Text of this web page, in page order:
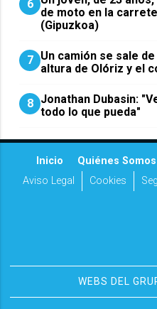
6
de moto en la
(Gipuzkoa)
7 Un camión se sale
altura de Olóriz y el
8 Jonathan Dubasin:
todo lo que pueda"
Inicio Quiénes Somos
Aviso Legal
Cookies
WEBS DEL